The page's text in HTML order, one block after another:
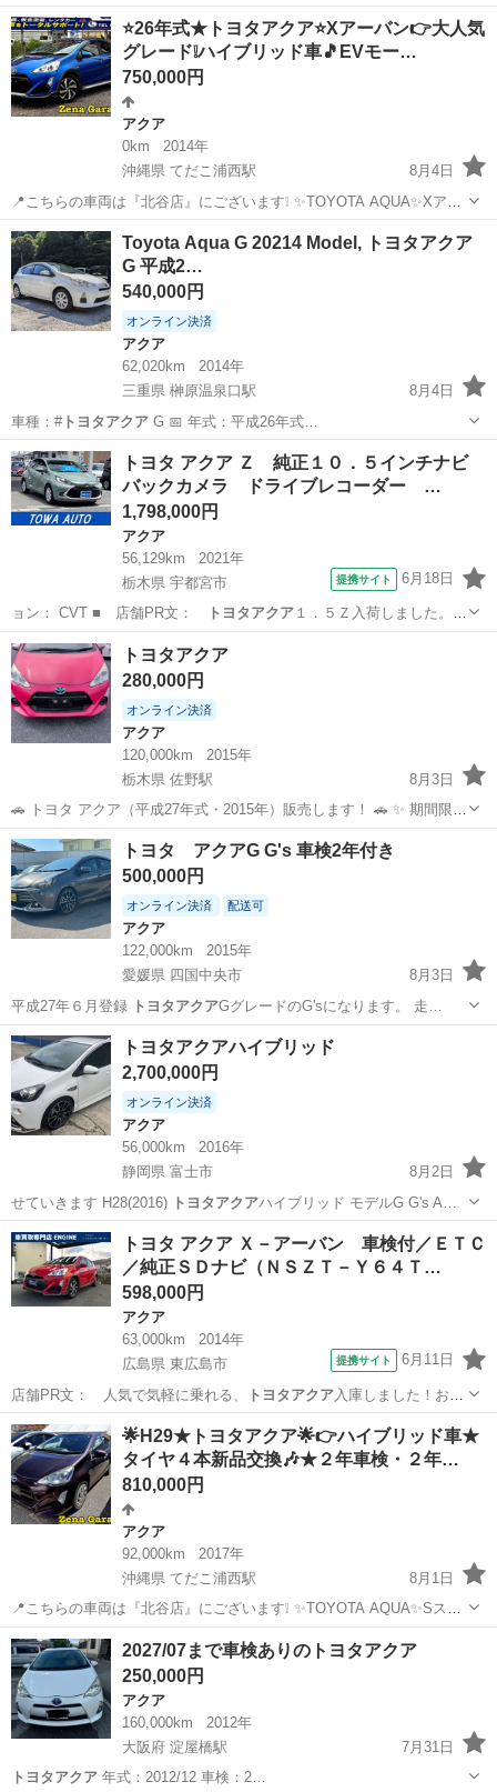
エラーが出ております。 平成24年3月式 車検令和9年3月まであります
ので自走での引き取りが可能となります 細かな傷凹み等ありますの
で、お写真、現車...
三重 松阪市 徳和駅 アクア トヨタアクア
⭐26年式★トヨタアクア⭐Xアーバン👉大人気
グレード❕ハイブリッド車🎵EVモー…
750,000円
アクア
0km
2014年
沖縄県 てだこ浦西駅
8月4日
📍こちらの車両は『北谷店』にございます❕ ✨TOYOTA AQUA✨Xアー
バン✨ 👉修復歴なし❕大変状態の良いお車です🤩❕ 年式 ２０１４年式
走行 110,000ｋｍ 価格 ７５万円 税抜 カラー コバルト...
沖縄 沖縄市 ハイブリッド車
Toyota Aqua G 20214 Model, トヨタアクア
G 平成2…
540,000円
オンライン決済
アクア
62,020km
2014年
三重県 榊原温泉口駅
8月4日
車種：#トヨタアクア G 📅 年式：平成26年式…
三重 津市 榊原温泉口駅 アクア トヨタアクア
トヨタ アクア Ｚ 純正１０．５インチナビ
バックカメラ ドライブレコーダー …
1,798,000円
アクア
56,129km
2021年
栃木県 宇都宮市
提携サイト 6月18日
ョン： CVT ■ 店舗PR文： トヨタアクア１．５Ｚ入荷しました。是
非ご覧下さ…
栃木 宇都宮市 アクア
トヨタアクア
280,000円
オンライン決済
アクア
120,000km
2015年
栃木県 佐野駅
8月3日
🚗 トヨタ アクア（平成27年式・2015年）販売します！ 🚗 ✨ 期間限定
値下げ！ 通常価格 32万円 → 28 万円！！ 車種：トヨタ アクア 年式：
平成27年（2015年） 走行距離：約120,000km ボディカラ...
栃木 佐野市 佐野駅 アクア
トヨタ アクアG G's 車検2年付き
500,000円
オンライン決済 配送可
アクア
122,000km
2015年
愛媛県 四国中央市
8月3日
平成27年６月登録
トヨタアクアGグレードのG'sになります。 走…
愛媛 四国中央市 アクア トヨタアクア
トヨタアクアハイブリッド
2,700,000円
オンライン決済
アクア
56,000km
2016年
静岡県 富士市
8月2日
せていきます H28(2016)
トヨタアクアハイブリッド モデルG G's A…
静岡 富士市 アクア
トヨタ アクア Ｘ－アーバン 車検付／ＥＴＣ
／純正ＳＤナビ（ＮＳＺＴ－Ｙ６４Ｔ…
598,000円
アクア
63,000km
2014年
広島県 東広島市
提携サイト 6月11日
店舗PR文： 人気で気軽に乗れる、 トヨタアクア入庫しました！お気
軽にお問合せ下さ…
広島 東広島市 アクア
🌟H29★トヨタアクア🌟👉ハイブリッド車★
タイヤ４本新品交換🎶★２年車検・２年…
810,000円
アクア
92,000km
2017年
沖縄県 てだこ浦西駅
8月1日
📍こちらの車両は『北谷店』にございます❕ ✨TOYOTA AQUA✨Sスタ
イルブラック特別仕様車✨ 年式 ２０１７年式 走行 92,000ｋｍ 価
格 ８３万円 税抜👉値下げ👉８１万円 税抜 カラー パープル ...
沖縄 沖縄市 てだこ浦西駅 アクア トヨタアクア
2027/07まで車検ありのトヨタアクア
250,000円
アクア
160,000km
2012年
大阪府 淀屋橋駅
7月31日
トヨタアクア 年式：2012/12 車検：2…